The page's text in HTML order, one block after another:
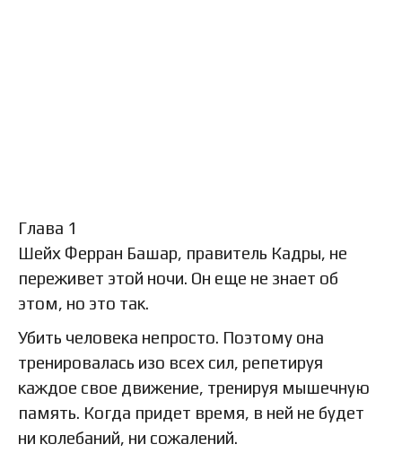
Глава 1
Шейх Ферран Башар, правитель Кадры, не
переживет этой ночи. Он еще не знает об
этом, но это так.
Убить человека непросто. Поэтому она
тренировалась изо всех сил, репетируя
каждое свое движение, тренируя мышечную
память. Когда придет время, в ней не будет
ни колебаний, ни сожалений.